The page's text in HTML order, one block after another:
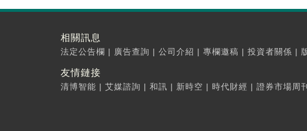
相關訊息
法定公告欄 | 廣告查詢 | 公司介紹 | 專欄邀稿 | 投資者關係 |
友情鏈接
清博智能 | 艾媒諮詢 | 和訊 | 新時空 | 時代財經 | 證券市場周刊